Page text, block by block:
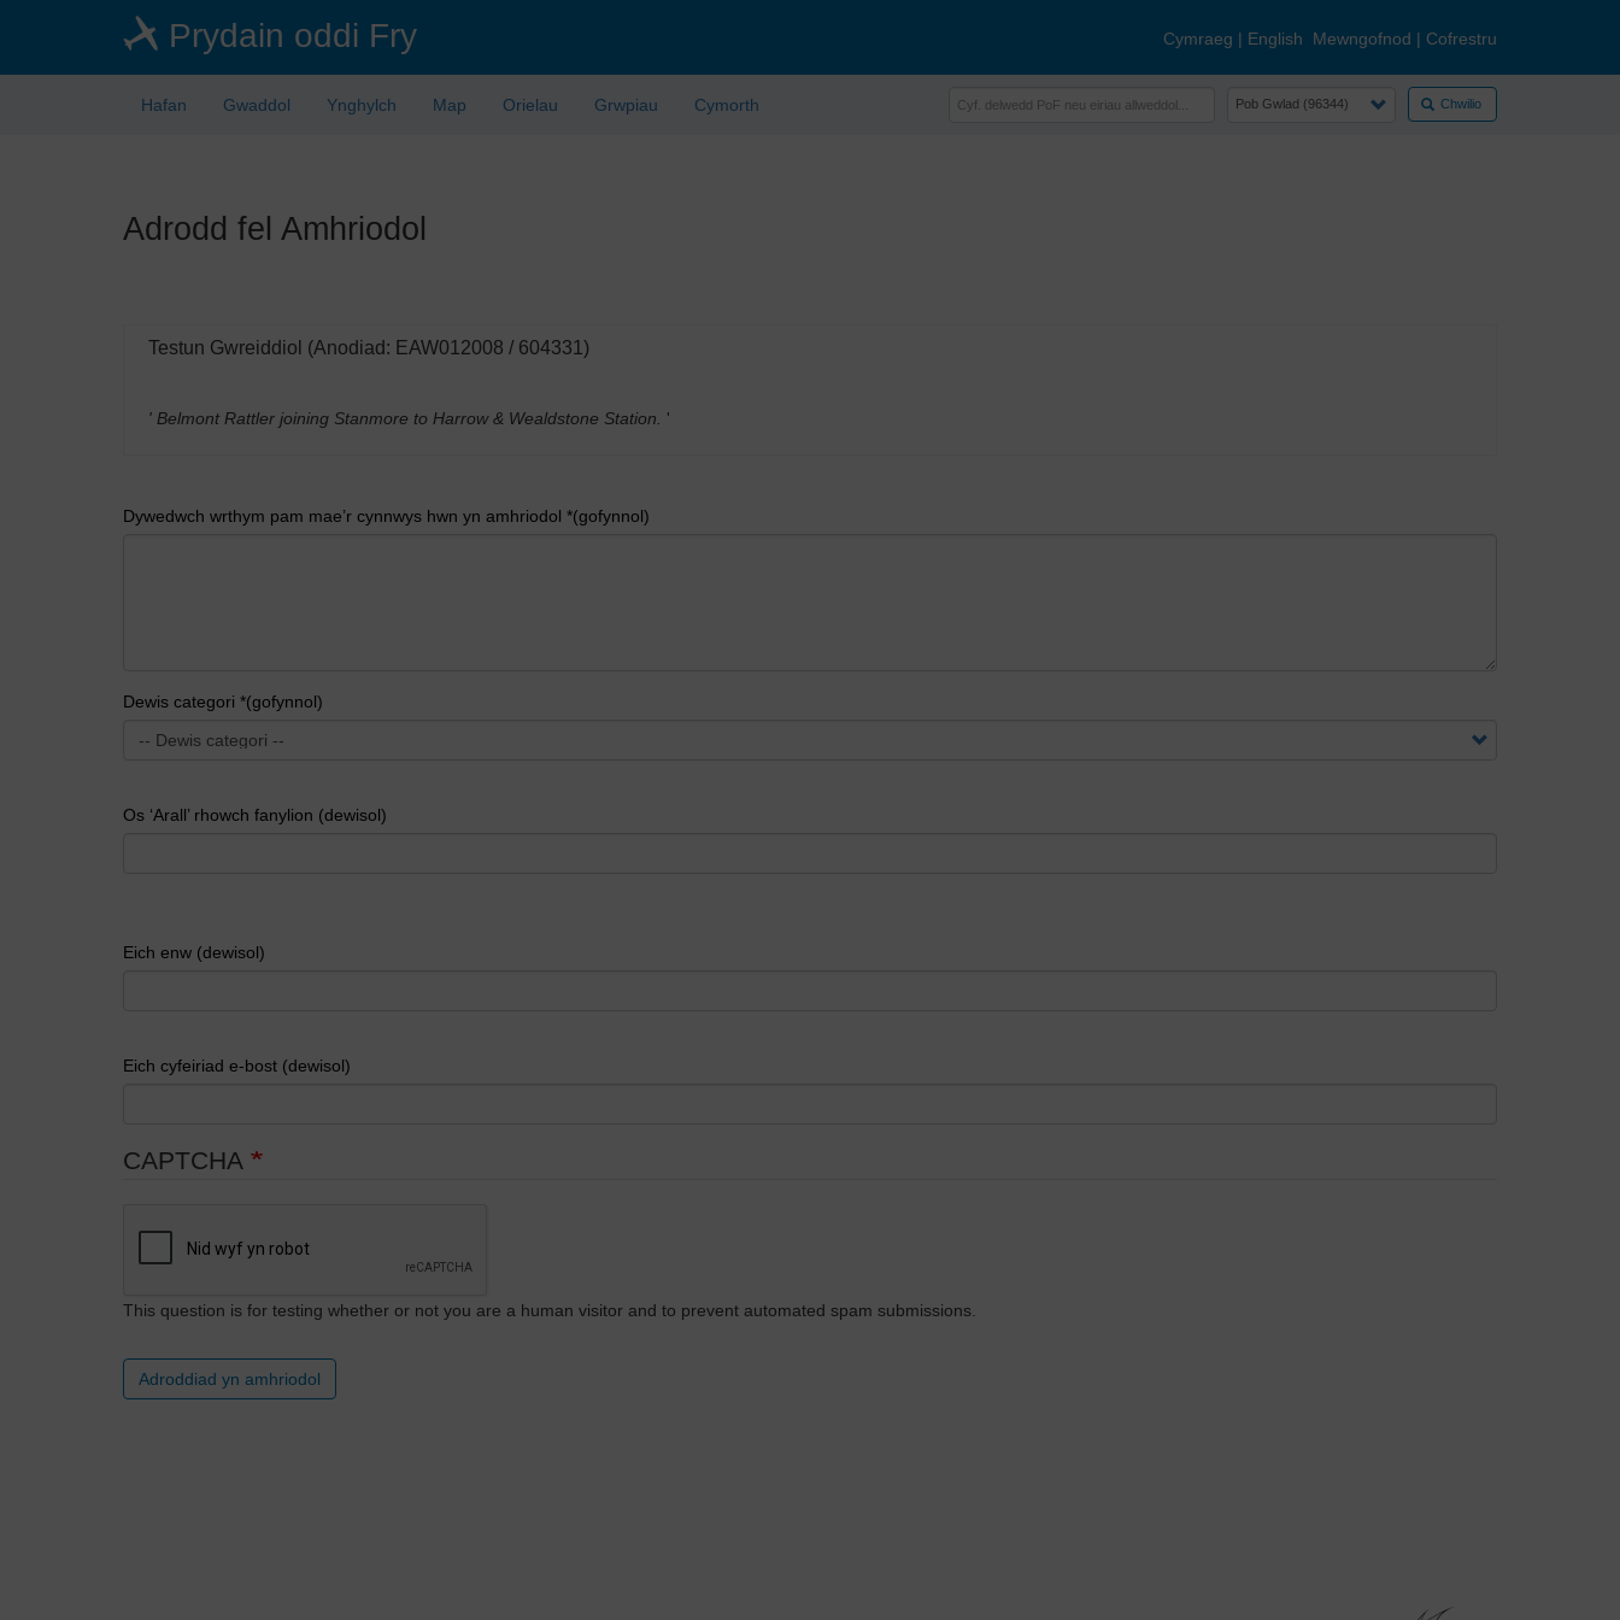
Prydain oddi Fry Cymraeg | English Mewngofnod | Cofrestru
Hafan Gwaddol Ynghylch Map Orielau Grwpiau Cymorth Chwilio
Adrodd fel Amhriodol
Testun Gwreiddiol (Anodiad: EAW012008 / 604331)
' Belmont Rattler joining Stanmore to Harrow & Wealdstone Station. '
Dywedwch wrthym pam mae’r cynnwys hwn yn amhriodol *(gofynnol)
Dewis categori *(gofynnol)
Os ‘Arall’ rhowch fanylion (dewisol)
Eich enw (dewisol)
Eich cyfeiriad e-bost (dewisol)
CAPTCHA
This question is for testing whether or not you are a human visitor and to prevent automated spam submissions.
Adroddiad yn amhriodol